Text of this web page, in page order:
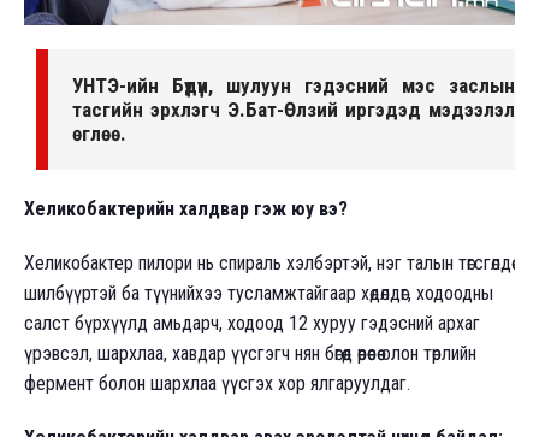
УНТЭ-ийн Бүдүүн, шулуун гэдэсний мэс заслын
тасгийн эрхлэгч Э.Бат-Өлзий иргэдэд мэдээлэл
өглөө.
Хеликобактерийн халдвар гэж юу вэ?
Хеликобактер пилори нь спираль хэлбэртэй, нэг талын төгсгөлдөө
шилбүүртэй ба түүнийхээ тусламжтайгаар хөдөлдөг, ходоодны
салст бүрхүүлд амьдарч, ходоод 12 хуруу гэдэсний архаг
үрэвсэл, шархлаа, хавдар үүсгэгч нян бөгөөд өөрөөсөө олон төрлийн
фермент болон шархлаа үүсгэх хор ялгаруулдаг.